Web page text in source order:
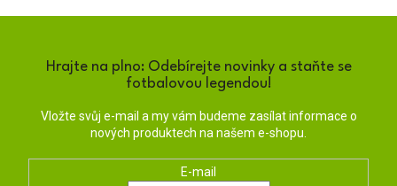
p
r
v
v
ý
í
Hrajte na plno: Odebírejte novinky a staňte se
fotbalovou legendou!
Vložte svůj e-mail a my vám budeme zasílat informace o
nových produktech na našem e-shopu.
E-mail